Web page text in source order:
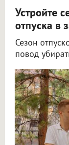
Устройте
отпуска в
Сезон
повод